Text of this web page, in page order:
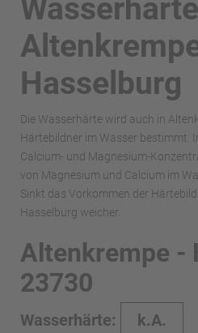
Hasselburg
Die Wasserhärte wird auch in
Härtebildner im Wasser bestimmt.
Calcium- und Magnesium-
von Magnesium und Calcium im
Sinkt das Vorkommen der
Hasselburg weicher.
Altenkrempe -
23730
Wasserhärte: k.A.